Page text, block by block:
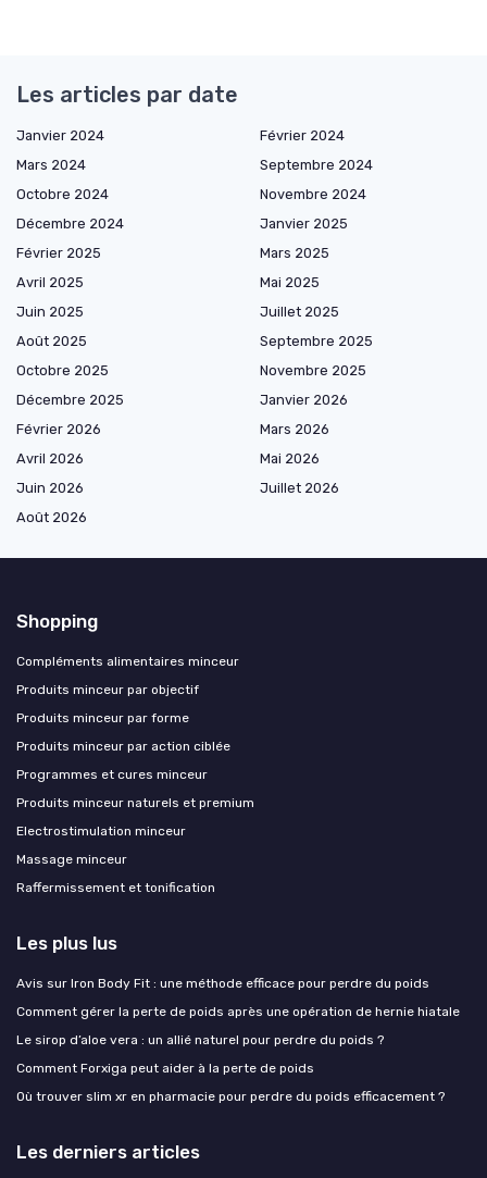
Les articles par date
Janvier 2024
Février 2024
Mars 2024
Septembre 2024
Octobre 2024
Novembre 2024
Décembre 2024
Janvier 2025
Février 2025
Mars 2025
Avril 2025
Mai 2025
Juin 2025
Juillet 2025
Août 2025
Septembre 2025
Octobre 2025
Novembre 2025
Décembre 2025
Janvier 2026
Février 2026
Mars 2026
Avril 2026
Mai 2026
Juin 2026
Juillet 2026
Août 2026
Shopping
Compléments alimentaires minceur
Produits minceur par objectif
Produits minceur par forme
Produits minceur par action ciblée
Programmes et cures minceur
Produits minceur naturels et premium
Electrostimulation minceur
Massage minceur
Raffermissement et tonification
Les plus lus
Avis sur Iron Body Fit : une méthode efficace pour perdre du poids
Comment gérer la perte de poids après une opération de hernie hiatale
Le sirop d’aloe vera : un allié naturel pour perdre du poids ?
Comment Forxiga peut aider à la perte de poids
Où trouver slim xr en pharmacie pour perdre du poids efficacement ?
Les derniers articles